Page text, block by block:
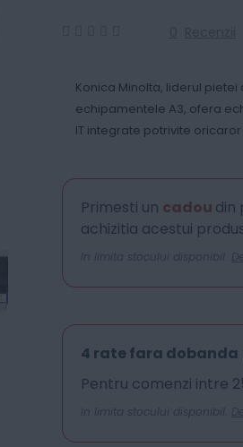
Konica Minolta, liderul
echipamentele A3, ofera
IT integrate potrivite oricaror
Primesti un cadou din
achizitia acestui
In limita stocului disponibil.
4 rate fara dobanda
Pentru comenzi intre
In limita stocului disponibil.